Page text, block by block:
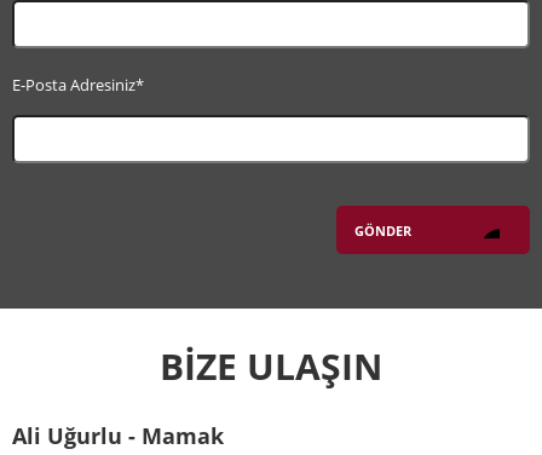
E-Posta Adresiniz*
BİZE ULAŞIN
Ali Uğurlu - Mamak